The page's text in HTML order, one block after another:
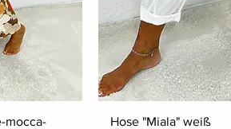
mocca- Hose "Miala" weiß